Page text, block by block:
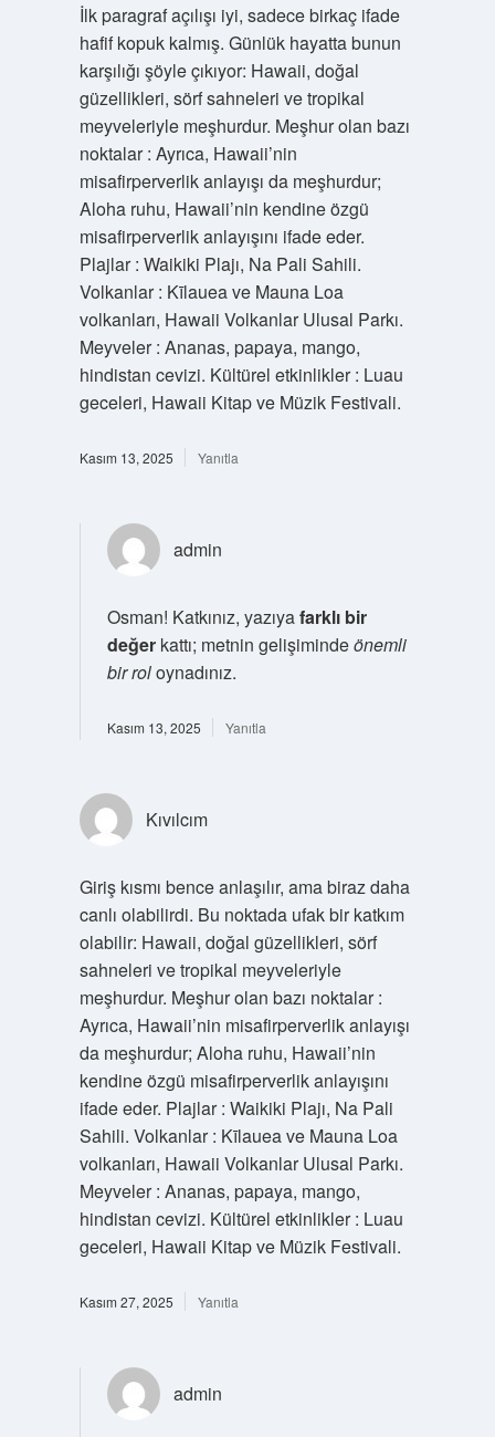
İlk paragraf açılışı iyi, sadece birkaç ifade
hafif kopuk kalmış. Günlük hayatta bunun
karşılığı şöyle çıkıyor: Hawaii, doğal
güzellikleri, sörf sahneleri ve tropikal
meyveleriyle meşhurdur. Meşhur olan bazı
noktalar : Ayrıca, Hawaii’nin
misafirperverlik anlayışı da meşhurdur;
Aloha ruhu, Hawaii’nin kendine özgü
misafirperverlik anlayışını ifade eder.
Plajlar : Waikiki Plajı, Na Pali Sahili.
Volkanlar : Kīlauea ve Mauna Loa
volkanları, Hawaii Volkanlar Ulusal Parkı.
Meyveler : Ananas, papaya, mango,
hindistan cevizi. Kültürel etkinlikler : Luau
geceleri, Hawaii Kitap ve Müzik Festivali.
Kasım 13, 2025 Yanıtla
admin
Osman! Katkınız, yazıyafarklı bir
değerkattı; metnin gelişimindeönemli
bir roloynadınız.
Kasım 13, 2025 Yanıtla
Kıvılcım
Giriş kısmı bence anlaşılır, ama biraz daha
canlı olabilirdi. Bu noktada ufak bir katkım
olabilir: Hawaii, doğal güzellikleri, sörf
sahneleri ve tropikal meyveleriyle
meşhurdur. Meşhur olan bazı noktalar :
Ayrıca, Hawaii’nin misafirperverlik anlayışı
da meşhurdur; Aloha ruhu, Hawaii’nin
kendine özgü misafirperverlik anlayışını
ifade eder. Plajlar : Waikiki Plajı, Na Pali
Sahili. Volkanlar : Kīlauea ve Mauna Loa
volkanları, Hawaii Volkanlar Ulusal Parkı.
Meyveler : Ananas, papaya, mango,
hindistan cevizi. Kültürel etkinlikler : Luau
geceleri, Hawaii Kitap ve Müzik Festivali.
Kasım 27, 2025 Yanıtla
admin